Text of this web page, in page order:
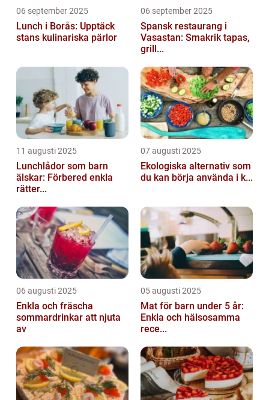
06 september 2025
Lunch i Borås: Upptäck
stans kulinariska pärlor
06 september 2025
Spansk restaurang i
Vasastan: Smakrik tapas,
grill...
11 augusti 2025
Lunchlådor som barn
älskar: Förbered enkla
rätter...
07 augusti 2025
Ekologiska alternativ som
du kan börja använda i k...
06 augusti 2025
Enkla och fräscha
sommardrinkar att njuta
av
05 augusti 2025
Mat för barn under 5 år:
Enkla och hälsosamma
rece...